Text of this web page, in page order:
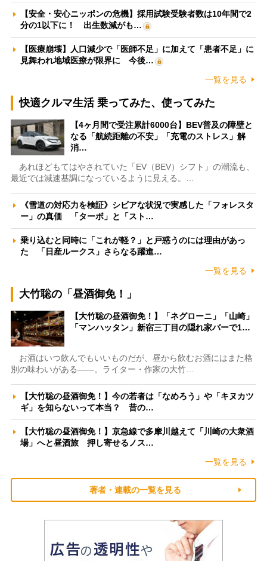
【安全・安心ニッポンの危機】採用試験受験者数は10年間で2
分の1以下に！ 出生数減がも…
【医療崩壊】人口減少で「医師不足」に加えて「患者不足」に
見舞われ地域医療が限界に 今後…
一覧を見る
快適クルマ生活 乗ってみた、使ってみた
【4ヶ月間で受注累計6000台】BEV普及の障壁と
なる「航続距離の不安」「充電のストレス」解
消…
あれほどもてはやされていた「EV（BEV）シフト」の潮流も、
最近では減速基調になっているように見える。…
《雪道の対応力を検証》シビアな状況で実感した「フォレスタ
ー」の真価 「ターボ」と「スト…
乗り込むと同時に「これが軽？」と戸惑うのには理由があっ
た 「日産ルークス」さらなる躍進…
一覧を見る
大竹聡の「昼酒御免！」
【大竹聡の昼酒御免！】「ネグローニ」「山崎」
「マンハッタン」新宿三丁目の隠れ家バーで1…
お酒はいつ飲んでもいいものだが、昼から飲むお酒にはまた格
別の味わいがある――。ライター・作家の大竹…
【大竹聡の昼酒御免！】今の若者は「なめろう」や「キヌカツ
ギ」を知らないって本当？ 昔の…
【大竹聡の昼酒御免！】京急線で多摩川越えて「川崎の大衆酒
場」へと昼酒旅 押し寄せるノス…
一覧を見る
著者・連載の一覧を見る